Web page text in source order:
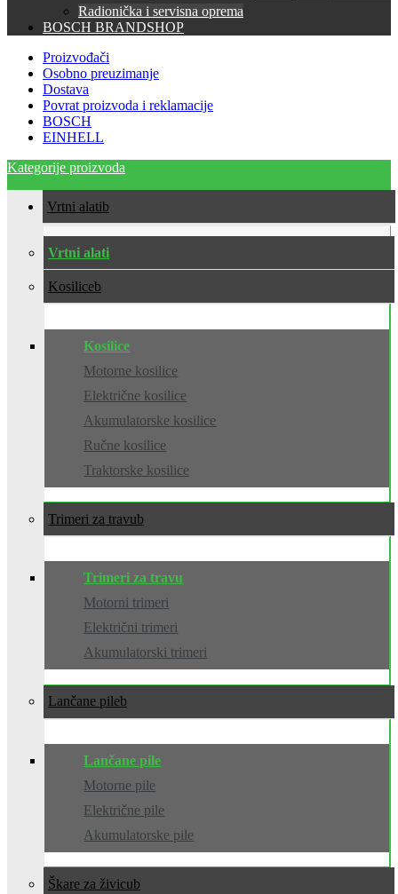
Radionička i servisna oprema
BOSCH BRANDSHOP
Proizvođači
Osobno preuzimanje
Dostava
Povrat proizvoda i reklamacije
BOSCH
EINHELL
Kategorije proizvoda
Vrtni alati
Vrtni alati
Kosilice
Kosilice
Motorne kosilice
Električne kosilice
Akumulatorske kosilice
Ručne kosilice
Traktorske kosilice
Trimeri za travu
Trimeri za travu
Motorni trimeri
Električni trimeri
Akumulatorski trimeri
Lančane pile
Lančane pile
Motorne pile
Električne pile
Akumulatorske pile
Škare za živicu